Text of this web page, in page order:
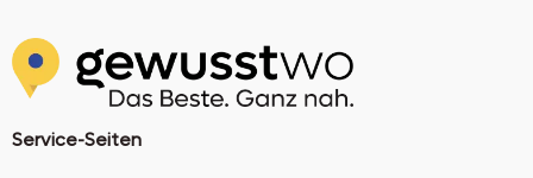
Service-Seiten